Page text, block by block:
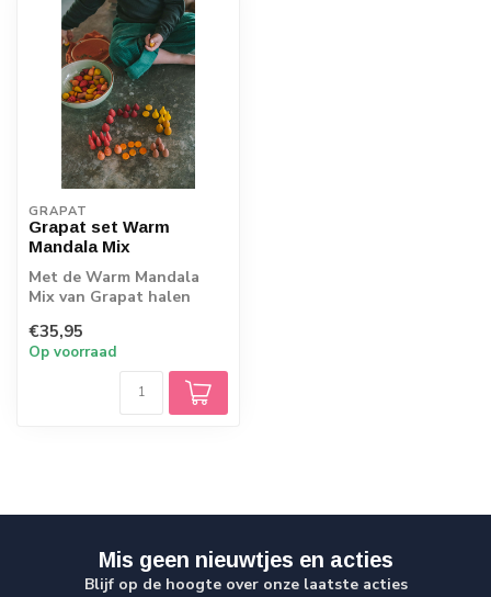
GRAPAT
Grapat set Warm
Mandala Mix
Met de Warm Mandala
Mix van Grapat halen
zonlicht in hun ...
€35,95
Op voorraad
Mis geen nieuwtjes en acties
Blijf op de hoogte over onze laatste acties